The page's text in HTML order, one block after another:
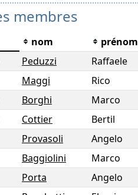
membres
nom prénom
Peduzzi Raffaele
Maggi Rico
Borghi Marco
Cottier Bertil
Provasoli Angelo
Baggiolini Marco
Porta Angelo